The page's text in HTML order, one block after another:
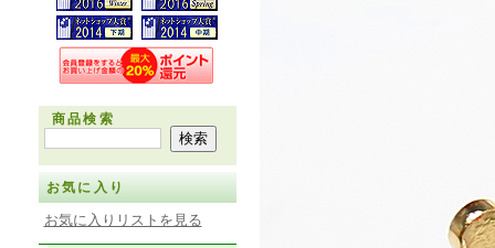
商品検索
お気に入り
お気に入りリストを見る